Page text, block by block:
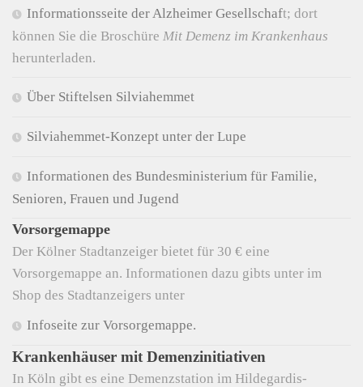
Informationsseite der Alzheimer Gesellschaft; dort
können Sie die Broschüre Mit Demenz im Krankenhaus
herunterladen.
Über Stiftelsen Silviahemmet
Silviahemmet-Konzept unter der Lupe
Informationen des Bundesministerium für Familie,
Senioren, Frauen und Jugend
Vorsorgemappe
Der Kölner Stadtanzeiger bietet für 30 € eine
Vorsorgemappe an. Informationen dazu gibts unter im
Shop des Stadtanzeigers unter
Infoseite zur Vorsorgemappe.
Krankenhäuser mit Demenzinitiativen
In Köln gibt es eine Demenzstation im Hildegardis-